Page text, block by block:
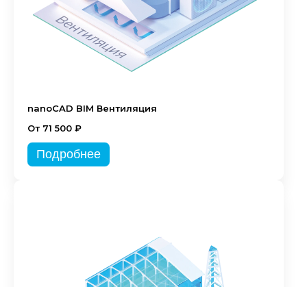
nanoCAD BIM Вентиляция
От 71 500 ₽
Подробнее